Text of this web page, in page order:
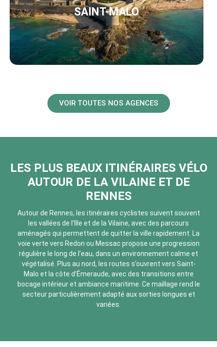
SAINT-MALO
VOIR TOUTES NOS AGENCES
LES PLUS BEAUX ITINÉRAIRES VÉLO
AUTOUR DE LA VILAINE ET DE
RENNES
Autour de Rennes, les itinéraires cyclistes suivent souvent
les vallées de l’Ille et de la Vilaine, avec des parcours
aménagés qui permettent de quitter la ville rapidement. La
voie verte vers Redon ou Messac propose une progression
régulière le long de l’eau, dans un environnement calme et
végétalisé. Plus au nord, les routes s’ouvrent vers Saint-
Malo et la côte d’Émeraude, avec des transitions entre
bocage intérieur et ambiance maritime. Ce maillage rend le
secteur particulièrement adapté aux sorties longues et
variées.